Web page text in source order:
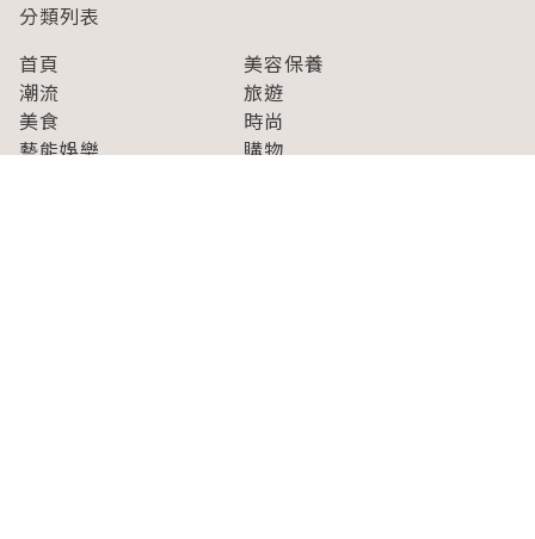
分類列表
首頁
美容保養
潮流
旅遊
美食
時尚
藝能娛樂
購物